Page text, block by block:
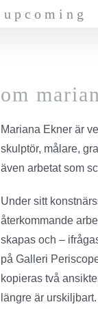
upcoming
om
Mariana Ekner är
skulptör, målare,
även arbetat som
Under sitt
återkommande
skapas och –
på Galleri
kopieras två
längre är